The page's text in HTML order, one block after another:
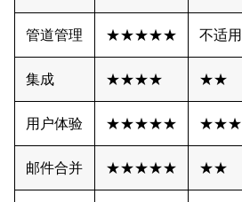
管道管理 ★★★★★ 不适用
集成 ★★★★ ★★
用户体验 ★★★★★ ★★★
邮件合并 ★★★★★ ★★